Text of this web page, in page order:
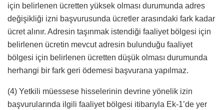
için belirlenen ücretten yüksek olması durumunda adres
değişikliği izni başvurusunda ücretler arasındaki fark kadar
ücret alınır. Adresin taşınmak istendiği faaliyet bölgesi için
belirlenen ücretin mevcut adresin bulunduğu faaliyet
bölgesi için belirlenen ücretten düşük olması durumunda
herhangi bir fark geri ödemesi başvurana yapılmaz.
(4) Yetkili müessese hisselerinin devrine yönelik izin
başvurularında ilgili faaliyet bölgesi itibarıyla Ek-1’de yer